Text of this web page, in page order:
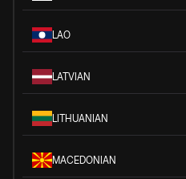
LAO
LATVIAN
LITHUANIAN
MACEDONIAN